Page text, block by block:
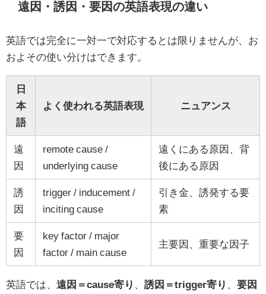
遠因・誘因・要因の英語表現の違い
英語では完全に一対一で対応するとは限りませんが、お
およその使い分けはできます。
日
本
語
よく使われる英語表現 ニュアンス
遠
因
remote cause /
underlying cause
遠くにある原因、背
後にある原因
誘
因
trigger / inducement /
inciting cause
引き金、誘発する要
素
要
因
key factor / major
factor / main cause
主要因、重要な因子
英語では、 遠因＝cause寄り 誘因＝trigger寄り
要因